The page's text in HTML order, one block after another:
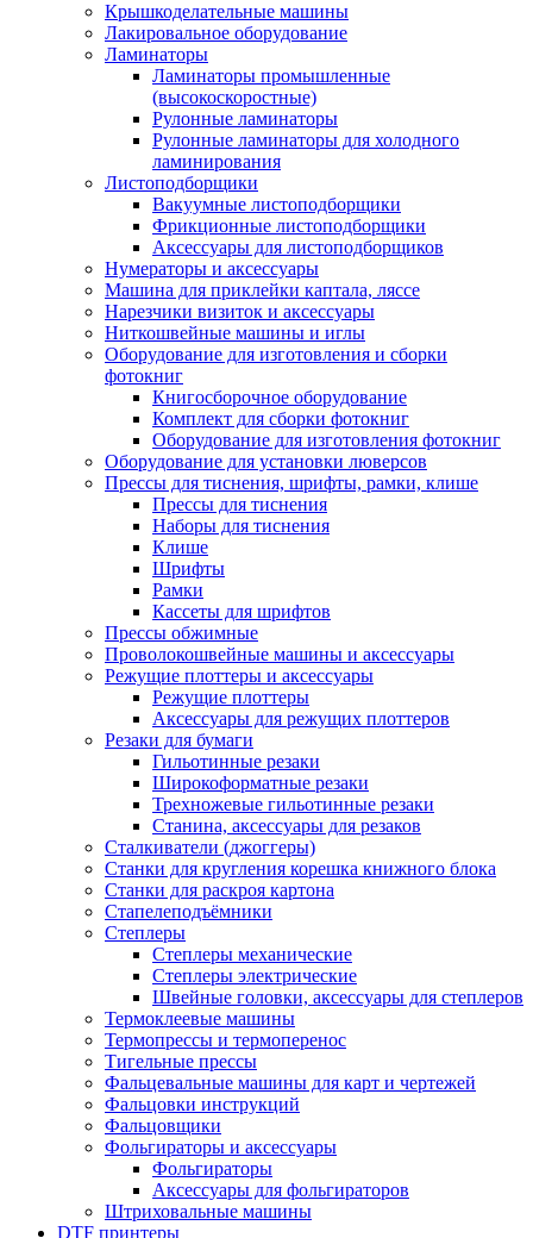
Крышкоделательные машины
Лакировальное оборудование
Ламинаторы
Ламинаторы промышленные
(высокоскоростные)
Рулонные ламинаторы
Рулонные ламинаторы для холодного
ламинирования
Листоподборщики
Вакуумные листоподборщики
Фрикционные листоподборщики
Аксессуары для листоподборщиков
Нумераторы и аксессуары
Машина для приклейки каптала, ляссе
Нарезчики визиток и аксессуары
Ниткошвейные машины и иглы
Оборудование для изготовления и сборки
фотокниг
Книгосборочное оборудование
Комплект для сборки фотокниг
Оборудование для изготовления фотокниг
Оборудование для установки люверсов
Прессы для тиснения, шрифты, рамки, клише
Прессы для тиснения
Наборы для тиснения
Клише
Шрифты
Рамки
Кассеты для шрифтов
Прессы обжимные
Проволокошвейные машины и аксессуары
Режущие плоттеры и аксессуары
Режущие плоттеры
Аксессуары для режущих плоттеров
Резаки для бумаги
Гильотинные резаки
Широкоформатные резаки
Трехножевые гильотинные резаки
Станина, аксессуары для резаков
Сталкиватели (джоггеры)
Станки для кругления корешка книжного блока
Станки для раскроя картона
Стапелеподъёмники
Степлеры
Степлеры механические
Степлеры электрические
Швейные головки, аксессуары для степлеров
Термоклеевые машины
Термопрессы и термоперенос
Тигельные прессы
Фальцевальные машины для карт и чертежей
Фальцовки инструкций
Фальцовщики
Фольгираторы и аксессуары
Фольгираторы
Аксессуары для фольгираторов
Штриховальные машины
DTF принтеры